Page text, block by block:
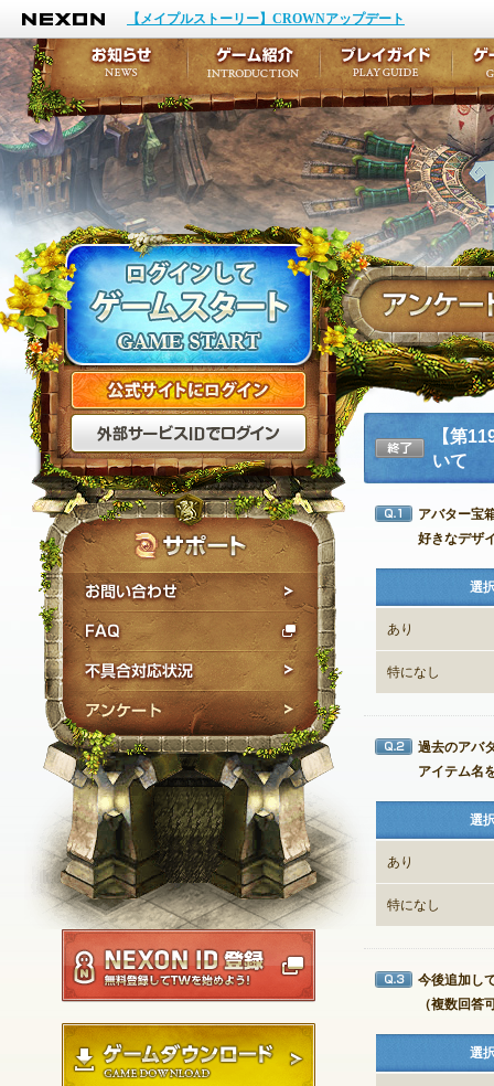
NEXON
【メイプルストーリー】CROWNアップデート
公式サイトにログイン
外部サービスIDでログ
FAQ
不具合対応状況
ゲームダウンロード
終了
【第
いて
Q1
アバター宝
好きなデザ
選
あり
特になし
Q2
過去のアバ
アイテム名
選
あり
特になし
Q3
今後追加し
（複数回答
選
お知らせ
イベント
アップデート
メンテナンス
ゲーム紹介
キャラクター作成
テイルズ初級者講座
ここだけは知ってお